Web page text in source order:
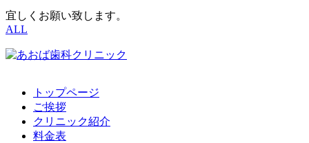
宜しくお願い致します。
ALL
トップページ
ご挨拶
クリニック紹介
料金表